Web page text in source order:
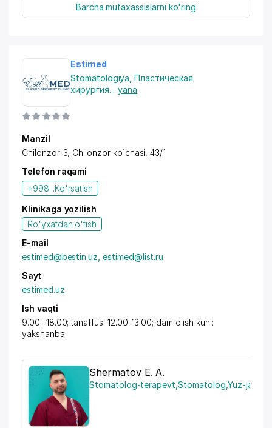
Barcha mutaxassislarni ko'ring
Estimed
Stomatologiya ,Пластическая
хирургия... yana
Manzil
Chilonzor-3, Chilonzor ko`chasi, 43/1
Telefon raqami
+998...Ko'rsatish
Klinikaga yozilish
Ro'yxatdan o'tish
E-mail
estimed@bestin.uz, estimed@list.ru
Sayt
estimed.uz
Ish vaqti
9.00 -18.00; tanaffus: 12.00-13.00; dam olish kuni:
yakshanba
Shermatov E. A.
Stomatolog-terapevt ,Stomatolog ,Yuz-jag'